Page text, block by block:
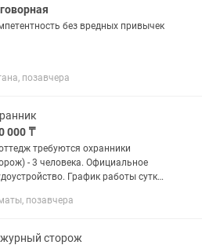
без вредных привычек
позавчера
000 ₸
требуются охранники
- 3 человека. Официальное
График работы сутки
на руки в месяц. Для
позавчера
сторож